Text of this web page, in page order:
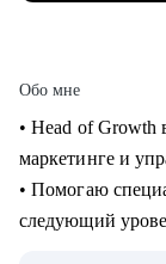
Обо мне
• Head of Growth
маркетинге и
• Помогаю
следующий